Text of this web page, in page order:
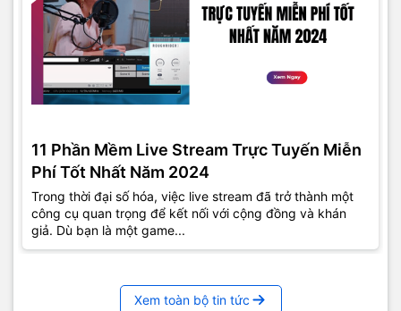
11 Phần Mềm Live Stream Trực Tuyến Miễn
Phí Tốt Nhất Năm 2024
Trong thời đại số hóa, việc live stream đã trở thành một
công cụ quan trọng để kết nối với cộng đồng và khán
giả. Dù bạn là một game...
Xem toàn bộ tin tức